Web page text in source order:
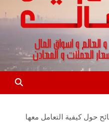
اسواق المال و العملات
حول كيفية التعامل معها